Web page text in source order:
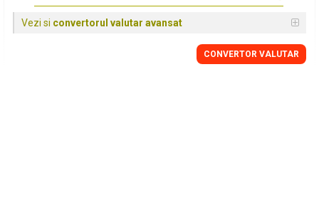
Vezi si convertorul valutar avansat
CONVERTOR VALUTAR